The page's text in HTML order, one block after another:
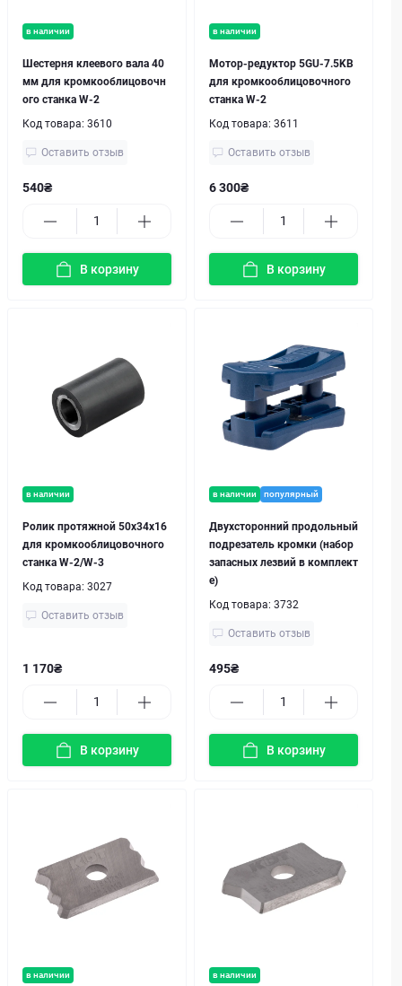
в наличии
Шестерня клеевого вала 40
мм для кромкооблицовочн
ого станка W-2
Код товара: 3610
Оставить отзыв
540₴
В корзину
в наличии
Мотор-редуктор 5GU-7.5KB
для кромкооблицовочного
станка W-2
Код товара: 3611
Оставить отзыв
6 300₴
В корзину
в наличии
Ролик протяжной 50x34x16
для кромкооблицовочного
станка W-2/W-3
Код товара: 3027
Оставить отзыв
1 170₴
В корзину
в наличии популярный
Двухсторонний продольный
подрезатель кромки (набор
запасных лезвий в комплект
е)
Код товара: 3732
Оставить отзыв
495₴
В корзину
в наличии в наличии